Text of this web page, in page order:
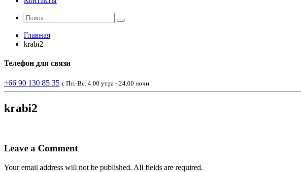
Главная
krabi2
Телефон для связи
+66 90 130 85 35 с Пн.-Вс. 4.00 утра - 24.00 ночи
krabi2
Leave a Comment
Your email address will not be published. All fields are required.